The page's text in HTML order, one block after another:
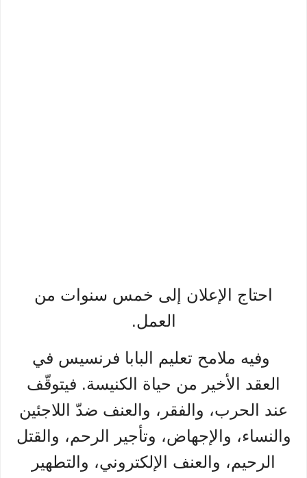
احتاج الإعلان إلى خمس سنوات من
العمل.
وفيه ملامح تعليم البابا فرنسيس في
العقد الأخير من حياة الكنيسة. فيتوقّف
عند الحرب، والفقر، والعنف ضدّ اللاجئين
والنساء، والإجهاض، وتأجير الرحم، والقتل
الرحيم، والعنف الإلكتروني، والتطهير